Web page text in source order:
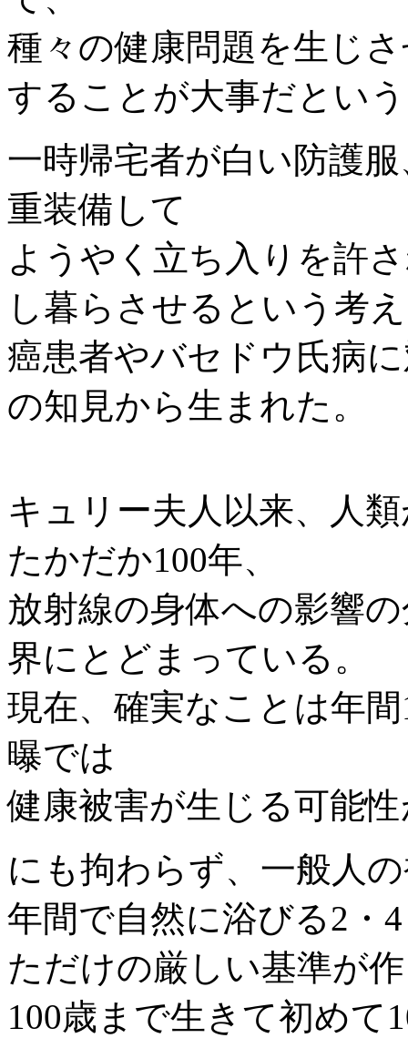
種々の健康問題を生じ
することが大事だとい
一時帰宅者が白い防護
重装備して
ようやく立ち入りを許
し暮らさせるという考
癌患者やバセドウ氏病
の知見から生まれた。
キュリー夫人以来、人
たかだか100年、
放射線の身体への影響
界にとどまっている。
現在、確実なことは年
曝では
健康被害が生じる可能
にも拘わらず、一般人
年間で自然に浴びる2・
ただけの厳しい基準が
100歳まで生きて初めて